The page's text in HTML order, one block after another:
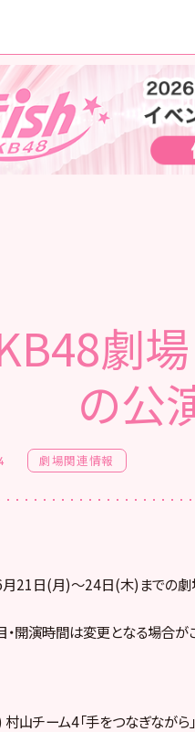
劇
の公
劇場関連情報
21日(月)～24日(木)までの劇
・開演時間は変更となる場合が
山チーム4「手をつなぎなが